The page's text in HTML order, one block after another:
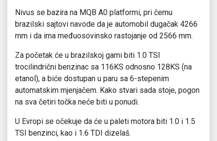
Nivus se bazira na MQB A0 platformi, pri čemu
brazilski sajtovi navode da je automobil dugačak 4266
mm i da ima međuosovinsko rastojanje od 2566 mm.
Za početak će u brazilskoj gami biti 1.0 TSI
trocilindrični benzinac sa 116KS odnosno 128KS (na
etanol), a biće dostupan u paru sa 6-stepenim
automatskim mjenjačem. Kako stvari sada stoje, pogon
na sva četiri točka neće biti u ponudi.
U Evropi se očekuje da će u paleti motora biti 1.0 i 1.5
TSI benzinci, kao i 1.6 TDI dizelaš.